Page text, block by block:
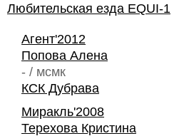
Любительская езда EQUI-1
Агент'2012
Попова Алена
- / мсмк
КСК Дубрава
Миракль'2008
Терехова Кристина